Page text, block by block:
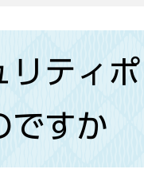
リティ
ですか